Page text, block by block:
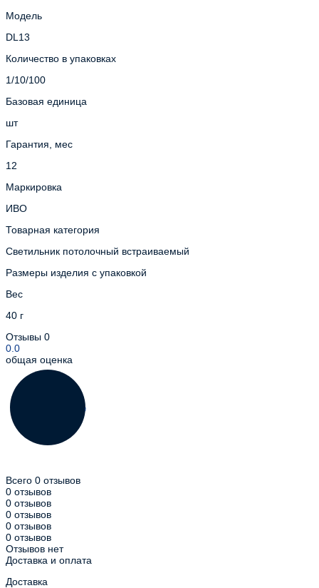
Модель
DL13
Количество в упаковках
1/10/100
Базовая единица
шт
Гарантия, мес
12
Маркировка
ИВО
Товарная категория
Светильник потолочный встраиваемый
Размеры изделия с упаковкой
Вес
40 г
Отзывы 0
0.0
общая оценка
Всего 0 отзывов
0 отзывов
0 отзывов
0 отзывов
0 отзывов
0 отзывов
Отзывов нет
Доставка и оплата
Доставка